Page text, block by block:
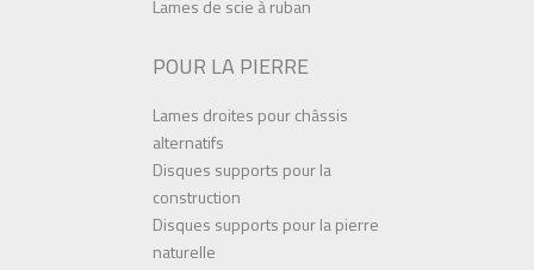
Lames de scie à ruban
POUR LA PIERRE
Lames droites pour châssis
alternatifs
Disques supports pour la
construction
Disques supports pour la pierre
naturelle